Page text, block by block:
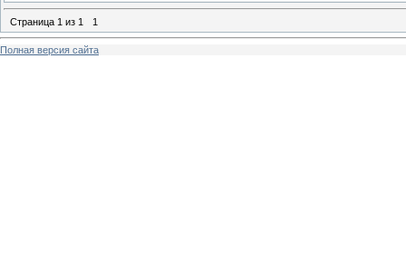
Страница 1 из 1 1
Полная версия сайта